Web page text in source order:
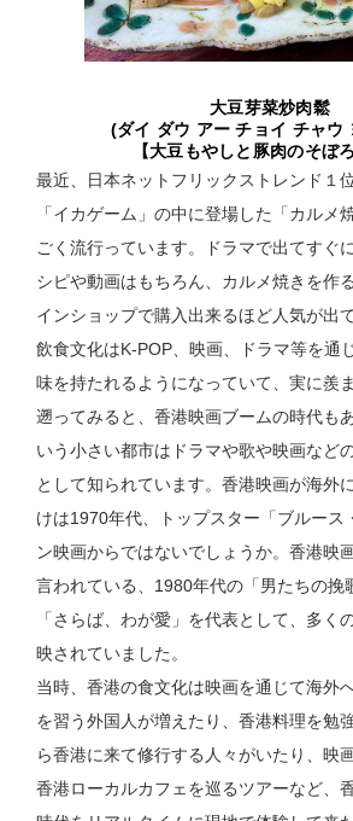
大豆芽菜炒肉鬆
(ダイ ダウ アー チョイ チャウ
【大豆もやしと豚肉のそぼ
最近、日本ネットフリックストレンド１
「イカゲーム」の中に登場した「カルメ
ごく流行っています。ドラマで出てすぐ
シピや動画はもちろん、カルメ焼きを作
インショップで購入出来るほど人気が出
飲食文化はK-POP、映画、ドラマ等を通
味を持たれるようになっていて、実に羨
遡ってみると、香港映画ブームの時代も
いう小さい都市はドラマや歌や映画など
として知られています。香港映画が海外
けは1970年代、トップスター「ブルース
ン映画からではないでしょうか。香港映
言われている、1980年代の「男たちの挽
「さらば、わが愛」を代表として、多く
映されていました。
当時、香港の食文化は映画を通じて海外
を習う外国人が増えたり、香港料理を勉
ら香港に来て修行する人々がいたり、映
香港ローカルカフェを巡るツアーなど、